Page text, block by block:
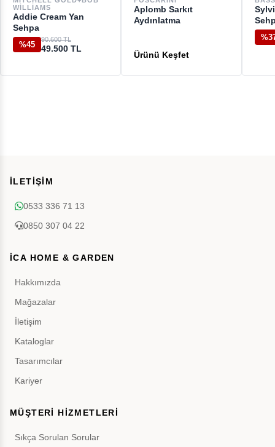
WILLIAMS
Addie Cream Yan
Sehpa
%45
90.600 TL
49.500 TL
Aplomb Sarkıt
Aydınlatma
İLETİŞİM
0533 336 71 13
0850 307 04 22
İCA HOME & GARDEN
Hakkımızda
Mağazalar
İletişim
Kataloglar
Tasarımcılar
Kariyer
MÜŞTERİ HİZMETLERİ
Sıkça Sorulan Sorular